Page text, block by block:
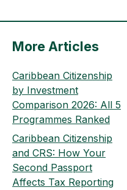
More Articles
Caribbean Citizenship
by Investment
Comparison 2026: All 5
Programmes Ranked
Caribbean Citizenship
and CRS: How Your
Second Passport
Affects Tax Reporting